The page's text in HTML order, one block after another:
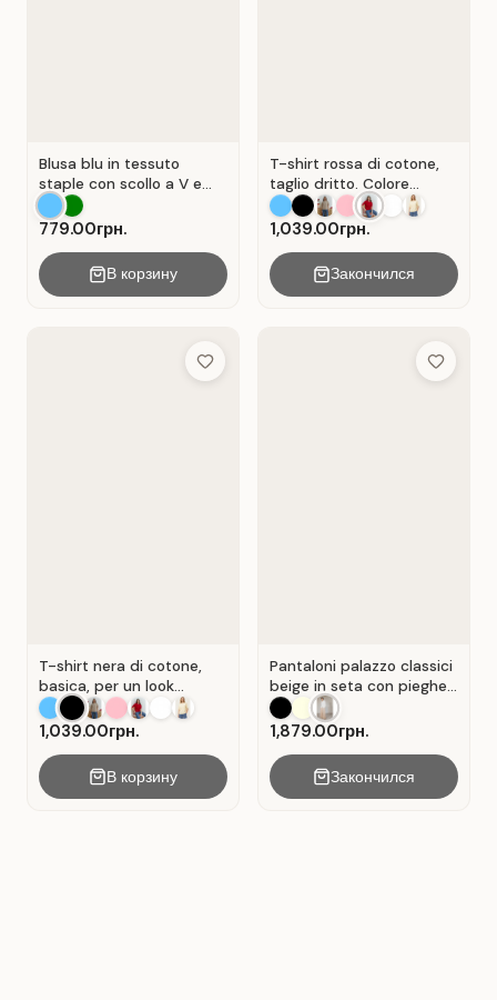
Blusa blu in tessuto
staple con scollo a V e
senza maniche . Blu.
779.00грн.
В корзину
T-shirt rossa di cotone,
taglio dritto. Colore
Rosso.
1,039.00грн.
Закончился
Add to Wish List
T-shirt nera di cotone,
basica, per un look
casual. Colore Nero.
1,039.00грн.
В корзину
Add to
Pantaloni palazzo classici
beige in seta con pieghe .
Beige.
1,879.00грн.
Закончился